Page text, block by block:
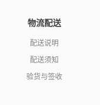
物流配送
配送说明
配送须知
验货与签收